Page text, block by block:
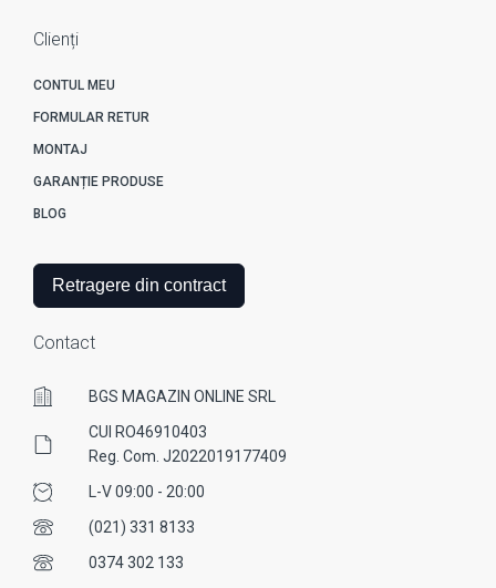
Clienți
CONTUL MEU
FORMULAR RETUR
MONTAJ
GARANȚIE PRODUSE
BLOG
Retragere din contract
Contact
BGS MAGAZIN ONLINE SRL
CUI RO46910403
Reg. Com. J2022019177409
L-V 09:00 - 20:00
(021) 331 8133
0374 302 133